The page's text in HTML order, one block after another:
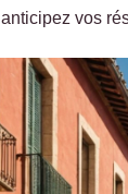
anticipez vos